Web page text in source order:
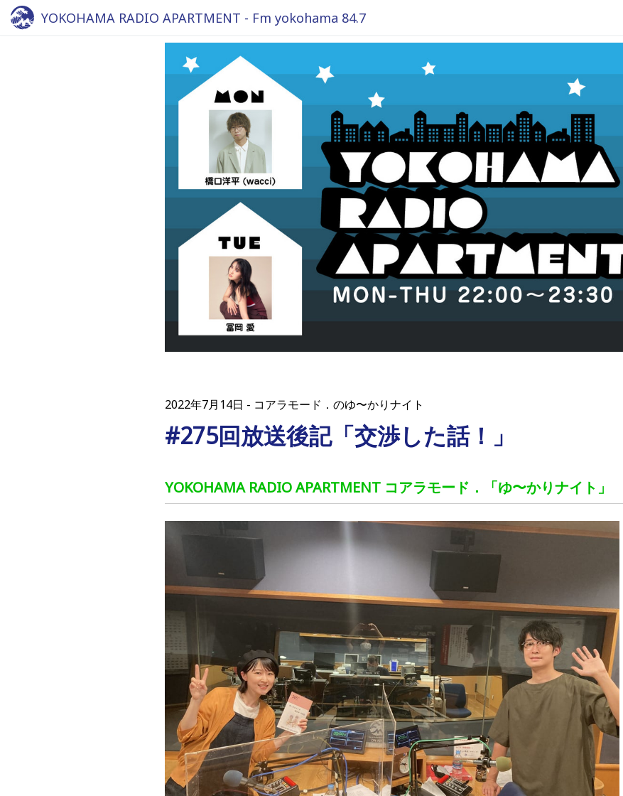
YOKOHAMA RADIO APARTMENT - Fm yokohama 84.7
2022年7月14日 コアラモード．のゆ〜かりナイト
#275回放送後記「交渉した話！」
YOKOHAMA RADIO APARTMENT コアラモード．「ゆ〜かりナイト」